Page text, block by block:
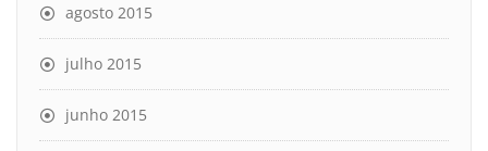
agosto 2015
julho 2015
junho 2015